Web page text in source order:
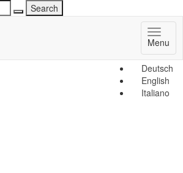
Deutsch
English
Italiano
Menu